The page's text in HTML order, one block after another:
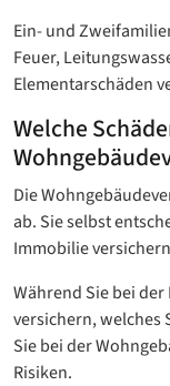
Ein- und
Feuer,
Elementarschäden
Welche
Die
ab. Sie selbst
Immobilie
Während Sie bei
versichern, welches
Sie bei der
Risiken.